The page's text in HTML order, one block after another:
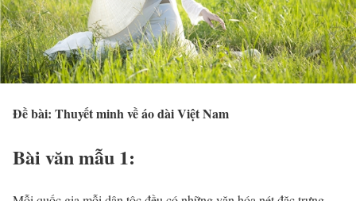
Đề bài: Thuyết minh về áo dài Việt Nam
Bài văn mẫu 1: